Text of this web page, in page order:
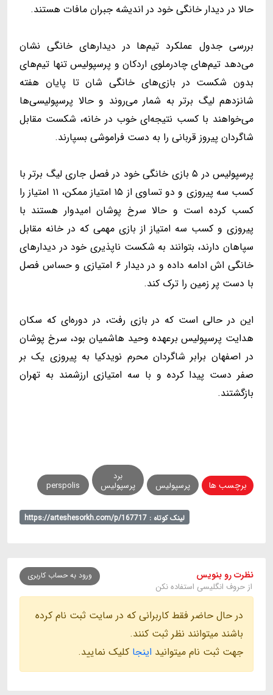
حالا در دیدار خانگی خود در اندیشه جبران مافات هستند.
بررسی جدول عملکرد تیم‌ها در دیدار‌های خانگی نشان
می‌دهد تیم‌های چادرملوی اردکان و پرسپولیس تنها تیم‌های
بدون شکست در بازی‌های خانگی شان تا پایان هفته
شانزدهم لیگ برتر به شمار می‌روند و حالا پرسپولیسی‌ها
می‌خواهند با کسب نتیجه‌ای خوب در خانه، شکست مقابل
شاگردان پیروز قربانی را به دست فراموشی بسپارند.
پرسپولیس در ۵ بازی خانگی خود در فصل جاری لیگ برتر با
کسب سه پیروزی و دو تساوی از ۱۵ امتیاز ممکن، ۱۱ امتیاز را
کسب کرده است و حالا سرخ پوشان امیدوار هستند با
پیروزی و کسب سه امتیاز از بازی مهمی که در خانه مقابل
سپاهان دارند، بتوانند به شکست ناپذیری خود در دیدار‌های
خانگی اش ادامه داده و در دیدار ۶ امتیازی و حساس فصل
با دست پر زمین را ترک کند.
این در حالی است که در بازی رفت، در دوره‌ای که سکان
هدایت پرسپولیس برعهده وحید هاشمیان بود، سرخ پوشان
در اصفهان برابر شاگردان محرم نویدکیا به پیروزی یک بر
صفر دست پیدا کرده و با سه امتیازی ارزشمند به تهران
بازگشتند.
برچسب ها پرسپولیس
برد
پرسپولیس perspolis
لینک کوتاه : https://arteshesorkh.com/p/167717
نظرت رو بنویس
از حروف انگلیسی استفاده نکن
ورود به حساب کاربری
در حال حاضر فقط کاربرانی که در سایت ثبت نام کرده
باشند میتوانند نظر ثبت کنند.
جهت ثبت نام میتوانید اینجا کلیک نمایید.